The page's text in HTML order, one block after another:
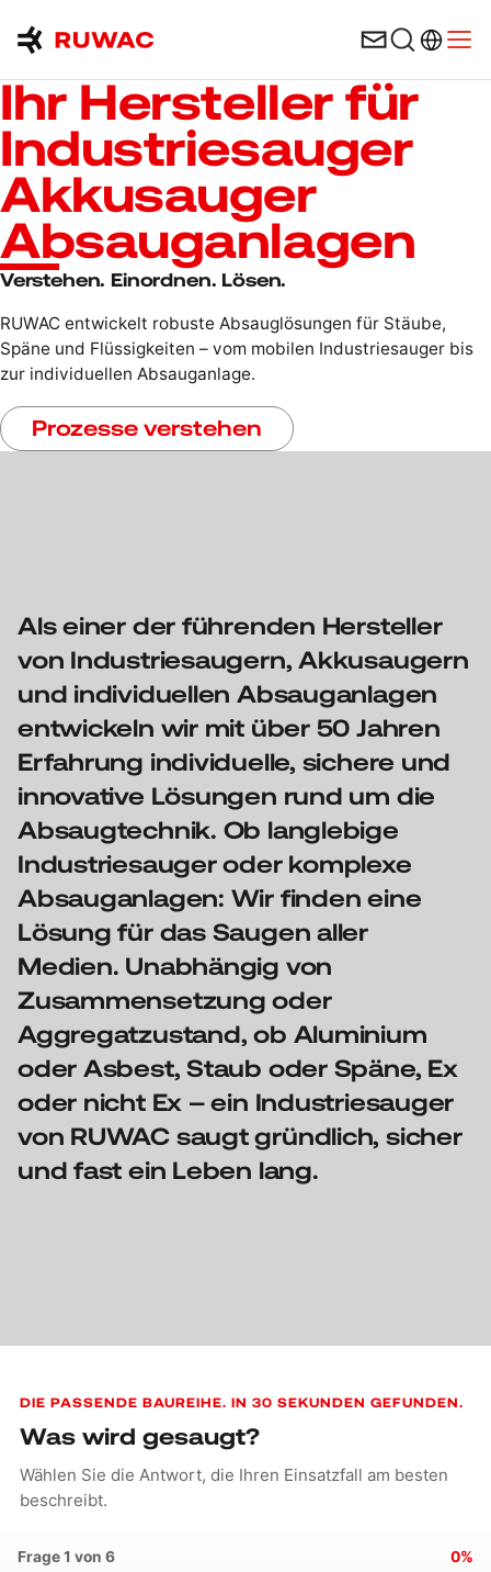
Ihr Hersteller für
Industriesauger
Akkusauger
Absauganlagen
Verstehen. Einordnen. Lösen.
RUWAC entwickelt robuste Absauglösungen für Stäube,
Späne und Flüssigkeiten – vom mobilen Industriesauger bis
zur individuellen Absauganlage.
Prozesse verstehen
Als einer der führenden Hersteller
von Industriesaugern, Akkusaugern
und individuellen Absauganlagen
entwickeln wir mit über 50 Jahren
Erfahrung individuelle, sichere und
innovative Lösungen rund um die
Absaugtechnik. Ob langlebige
Industriesauger oder komplexe
Absauganlagen: Wir finden eine
Lösung für das Saugen aller
Medien. Unabhängig von
Zusammensetzung oder
Aggregatzustand, ob Aluminium
oder Asbest, Staub oder Späne, Ex
oder nicht Ex – ein Industriesauger
von RUWAC saugt gründlich, sicher
und fast ein Leben lang.
DIE PASSENDE BAUREIHE. IN 30 SEKUNDEN GEFUNDEN.
Was wird gesaugt?
Wählen Sie die Antwort, die Ihren Einsatzfall am besten
beschreibt.
Frage 1 von 6 0%